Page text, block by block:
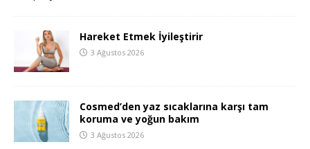
Hareket Etmek İyileştirir
3 Ağustos 2026
Cosmed’den yaz sıcaklarına karşı tam
koruma ve yoğun bakım
3 Ağustos 2026